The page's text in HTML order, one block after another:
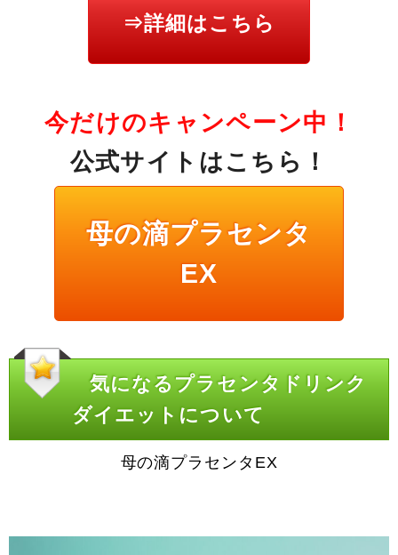
⇒詳細はこちら
今だけのキャンペーン中！
公式サイトはこちら！
母の滴プラセンタ
EX
気になるプラセンタドリンク
ダイエットについて
母の滴プラセンタEX